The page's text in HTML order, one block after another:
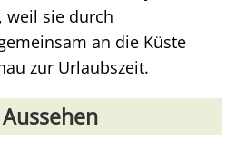
weil sie durch
an die Küste
zur Urlaubszeit.